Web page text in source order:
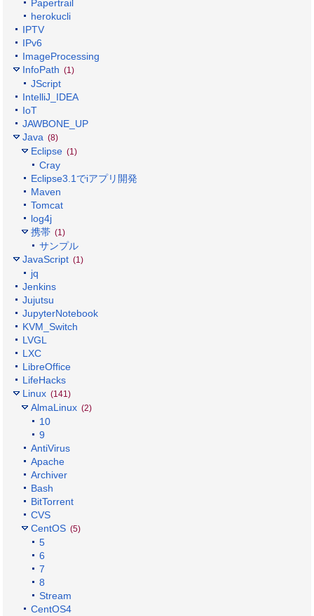
Papertrail
herokucli
IPTV
IPv6
ImageProcessing
InfoPath (1)
JScript
IntelliJ_IDEA
IoT
JAWBONE_UP
Java (8)
Eclipse (1)
Cray
Eclipse3.1でiアプリ開発
Maven
Tomcat
log4j
携帯 (1)
サンプル
JavaScript (1)
jq
Jenkins
Jujutsu
JupyterNotebook
KVM_Switch
LVGL
LXC
LibreOffice
LifeHacks
Linux (141)
AlmaLinux (2)
10
9
AntiVirus
Apache
Archiver
Bash
BitTorrent
CVS
CentOS (5)
5
6
7
8
Stream
CentOS4